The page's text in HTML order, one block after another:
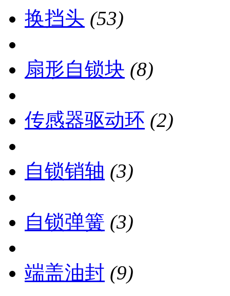
换挡头 (53)
扇形自锁块 (8)
传感器驱动环 (2)
自锁销轴 (3)
自锁弹簧 (3)
端盖油封 (9)